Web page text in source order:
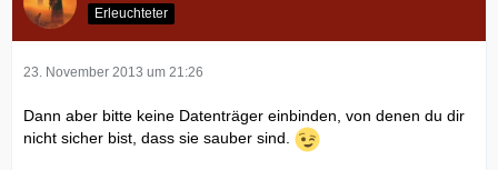
Erleuchteter
23. November 2013 um 21:26
Dann aber bitte keine Datenträger einbinden, von denen du dir
nicht sicher bist, dass sie sauber sind.